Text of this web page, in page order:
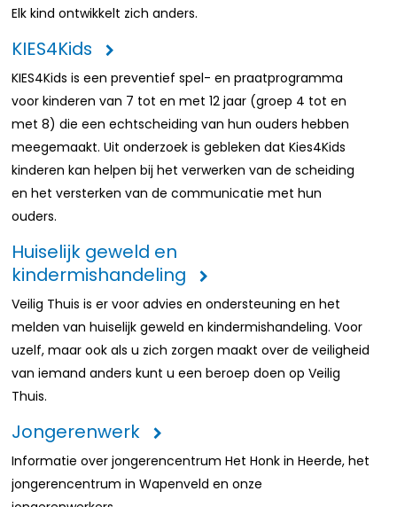
Elk kind ontwikkelt zich anders.
KIES4Kids
KIES4Kids is een preventief spel- en praatprogramma
voor kinderen van 7 tot en met 12 jaar (groep 4 tot en
met 8) die een echtscheiding van hun ouders hebben
meegemaakt. Uit onderzoek is gebleken dat Kies4Kids
kinderen kan helpen bij het verwerken van de scheiding
en het versterken van de communicatie met hun
ouders.
Huiselijk geweld en
kindermishandeling
Veilig Thuis is er voor advies en ondersteuning en het
melden van huiselijk geweld en kindermishandeling. Voor
uzelf, maar ook als u zich zorgen maakt over de veiligheid
van iemand anders kunt u een beroep doen op Veilig
Thuis.
Jongerenwerk
Informatie over jongerencentrum Het Honk in Heerde, het
jongerencentrum in Wapenveld en onze